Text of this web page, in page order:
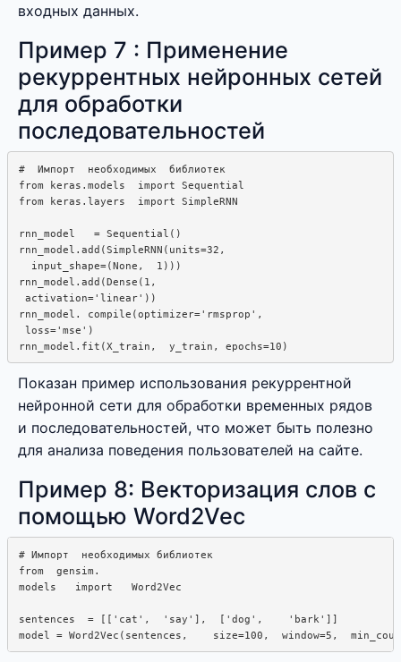
входных данных.
Пример 7 : Применение
рекуррентных нейронных сетей
для обработки
последовательностей
#  Импорт  необходимых  библиотек
from keras.models  import Sequential
from keras.layers  import SimpleRNN
rnn_model   = Sequential()
rnn_model.add(SimpleRNN(units=32,
  input_shape=(None,  1)))
rnn_model.add(Dense(1,
activation='linear'))
rnn_model. compile(optimizer='rmsprop',
loss='mse')
Показан пример использования рекуррентной
нейронной сети для обработки временных рядов
и последовательностей, что может быть полезно
для анализа поведения пользователей на сайте.
Пример 8: Векторизация слов с
помощью Word2Vec
# Импорт  необходимых библиотек
from  gensim.
models   import   Word2Vec
sentences  = [['cat',  'say'],  ['dog',    'bark']]